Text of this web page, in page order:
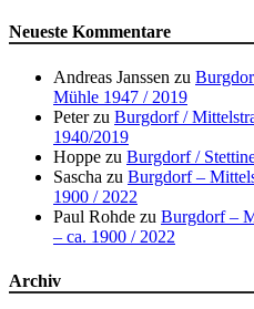
Neueste Kommentare
Andreas Janssen zu
Mühle 1947 / 2019
Peterzu Burgdorf /
1940/2019
Hoppe zu Burgdorf /
Sascha zu Burgdorf –
1900 / 2022
Paul Rohde zu Burgdorf –
– ca. 1900 / 2022
Archiv